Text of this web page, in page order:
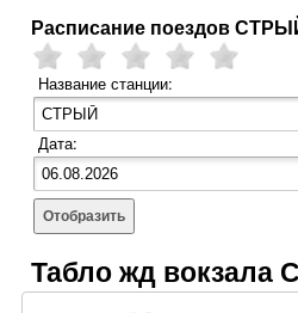
Расписание поездов
Название станции:
Дата:
Отобразить
Табло жд вокзала